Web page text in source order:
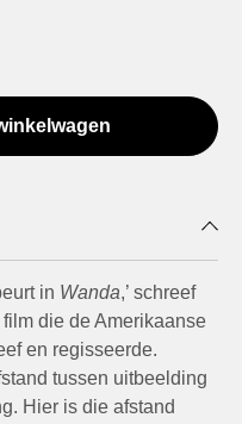
in Wanda,’ schreef
die de Amerikaanse
en regisseerde.
tussen uitbeelding
Hier is die afstand